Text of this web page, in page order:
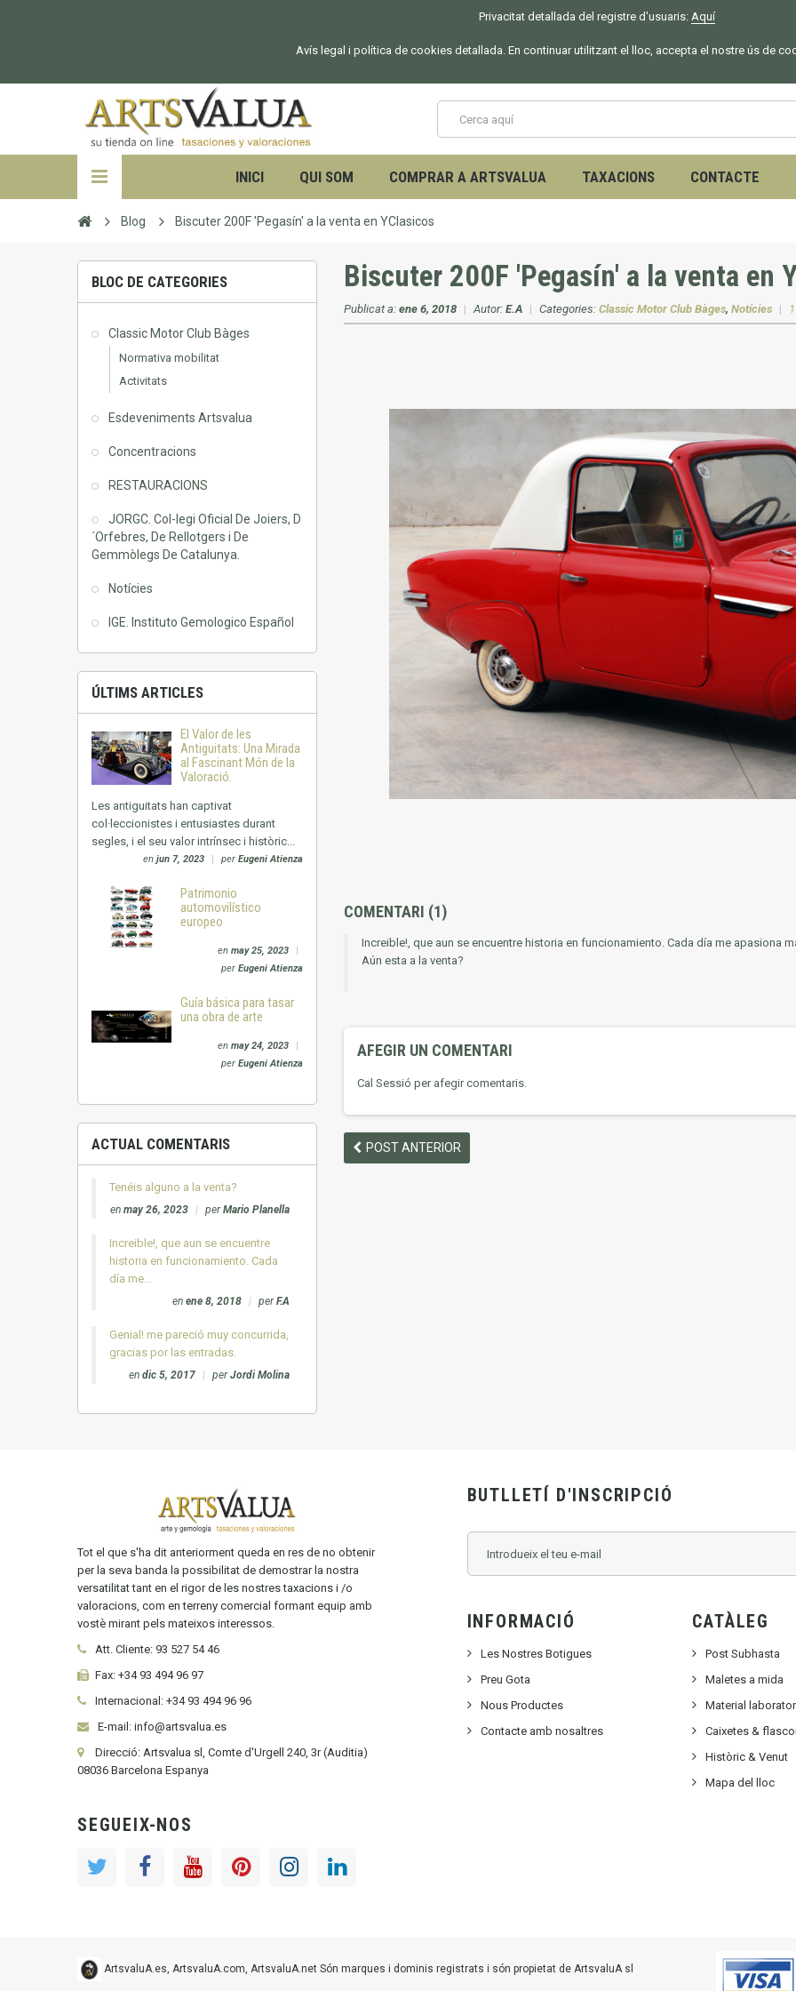
Privacitat detallada del registre d'usuaris: Aquí
Avís legal i política de cookies detallada. En continuar utilitzant el lloc, accepta el nostre ús de
INICI QUI SOM COMPRAR A ARTSVALUA TAXACIONS CONTACTE
Blog Biscuter 200F 'Pegasín' a la venta en YClasicos
BLOC DE CATEGORIES
Classic Motor Club Bàges
Normativa mobilitat
Activitats
Esdeveniments Artsvalua
Concentracions
RESTAURACIONS
JORGC. Col-legi Oficial De Joiers, D
´Orfebres, De Rellotgers i De
Gemmòlegs De Catalunya.
Notícies
IGE. Instituto Gemologico Español
ÚLTIMS ARTICLES
El Valor de les
Antiguitats: Una Mirada
al Fascinant Món de la
Valoració.
Les antiguitats han captivat
col·leccionistes i entusiastes durant
segles, i el seu valor intrínsec i històric...
en jun 7, 2023 | per Eugeni Atienza
Patrimonio
automovilístico
europeo
en may 25, 2023
|
per Eugeni Atienza
Guía básica para tasar
una obra de arte
en may 24, 2023
|
per Eugeni Atienza
ACTUAL COMENTARIS
Tenéis alguno a la venta?
en may 26, 2023 | perMario Planella
Increible!, que aun se encuentre
historia en funcionamiento. Cada
día me...
en ene 8, 2018 | perF.A
Genial! me pareció muy concurrida,
gracias por las entradas.
en dic 5, 2017 | perJordi Molina
Biscuter 200F 'Pegasín' a la venta en
Publicat a: ene 6, 2018 | Autor: E.A | Categories: Classic Motor Club Bàges, Notícies |
COMENTARI (1)
Increible!, que aun se encuentre historia en funcionamiento. Cada día me apasiona
Aún esta a la venta?
AFEGIR UN COMENTARI
Cal Sessió per afegir comentaris.
POST ANTERIOR
Tot el que s'ha dit anteriorment queda en res de no obtenir
per la seva banda la possibilitat de demostrar la nostra
versatilitat tant en el rigor de les nostres taxacions i /o
valoracions, com en terreny comercial formant equip amb
vostè mirant pels mateixos interessos.
Att. Cliente: 93 527 54 46
Fax: +34 93 494 96 97
Internacional: +34 93 494 96 96
E-mail: info@artsvalua.es
Direcció: Artsvalua sl, Comte d'Urgell 240, 3r (Auditia)
08036 Barcelona Espanya
SEGUEIX-NOS
BUTLLETÍ D'INSCRIPCIÓ
INFORMACIÓ
Les Nostres Botigues
Preu Gota
Nous Productes
Contacte amb nosaltres
CATÀLEG
Post Subhasta
Maletes a mida
Material
Caixetes &
Històric & Venut
Mapa del lloc
ArtsvaluA.es, ArtsvaluA.com, ArtsvaluA.net Són marques i dominis registrats i són propietat de ArtsvaluA sl